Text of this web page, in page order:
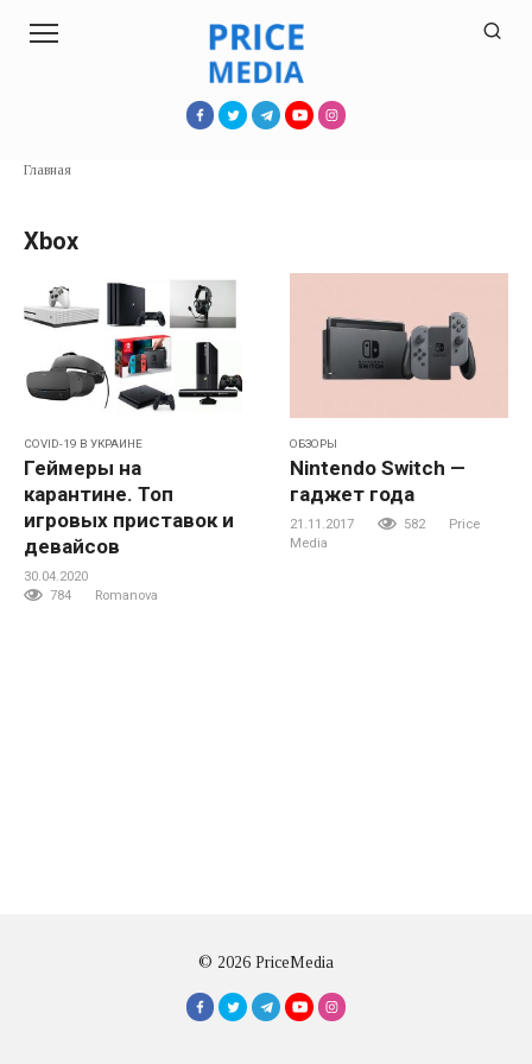
Главная
Xbox
COVID-19 В УКРАИНЕ
Геймеры на
карантине. Топ
игровых приставок и
девайсов
30.04.2020
784
Romanova
ОБЗОРЫ
Nintendo Switch —
гаджет года
21.11.2017 582
Price
Media
© 2026 PriceMedia